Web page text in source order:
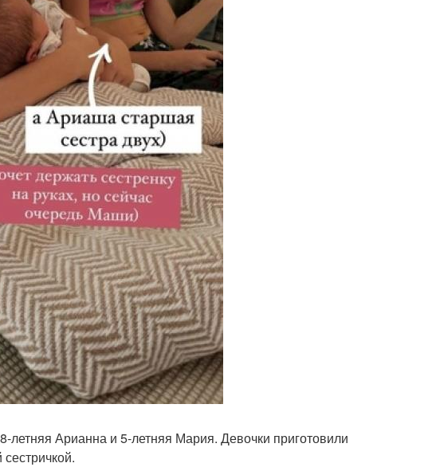
Арианна и 5-летняя Мария. Девочки приготовили